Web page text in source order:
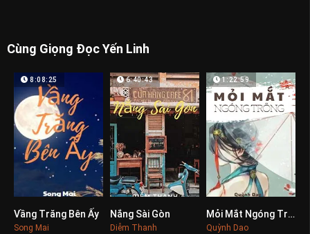
Cùng Giọng Đọc Yến Linh
0
8:08:25
Vầng Trăng Bên Ấy
Song Mai
6:40:43
Nắng Sài Gòn
Diễm Thanh
0
1:22:59
Mỏi Mắt Ngóng Trông
Quỳnh Dao